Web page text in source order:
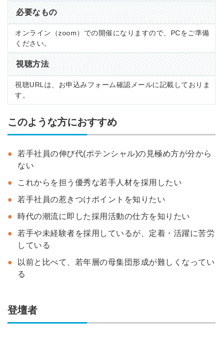
必要なもの
オンライン（zoom）での開催になりますので、PCをご準備
ください。
視聴方法
視聴URLは、お申込みフォーム確認メールに記載しておりま
す。
このような方におすすめ
若手社員の伸び代(ポテンシャル)の見極め方が分から
ない
これからを担う優秀な若手人材を採用したい
若手社員の惹きつけポイントを知りたい
時代の潮流に即した採用活動の仕方を知りたい
若手や未経験者を採用しているが、定着・活躍に苦労
している
以前と比べて、若年層の母集団形成が難しくなってい
る
登壇者